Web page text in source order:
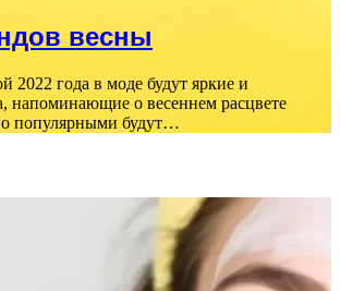
весны
2022 года в моде будут яркие и
напоминающие о весеннем расцвете
популярными будут…